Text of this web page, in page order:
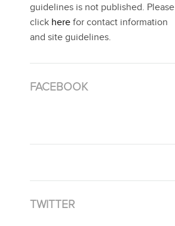
guidelines is not published. Please
click here for contact information
and site guidelines.
FACEBOOK
TWITTER